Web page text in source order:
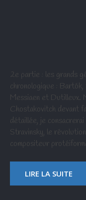
2e partie : les grands
chronologique :
Messiaen et Dutilleux.
Chostakovitch devant
détaillée, je
Stravinsky, le
compositeur
LIRE LA SUITE